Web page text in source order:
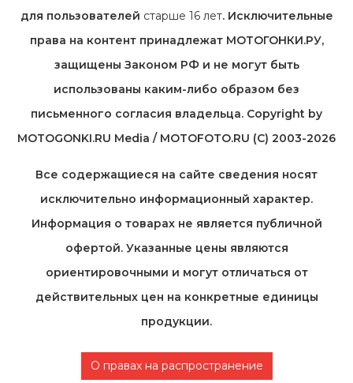
для пользователей старше 16 лет. Исключительные
права на контент принадлежат МОТОГОНКИ.РУ,
защищены Законом РФ и не могут быть
использованы каким-либо образом без
письменного согласия владельца. Copyright by
MOTOGONKI.RU Media / MOTOFOTO.RU (C) 2003-2026
Все содержащиеся на cайте сведения носят
исключительно информационный характер.
Информация о товарах не является публичной
офертой. Указанные цены являются
ориентировочными и могут отличаться от
действительных цен на конкретные единицы
продукции.
О правах на распространение